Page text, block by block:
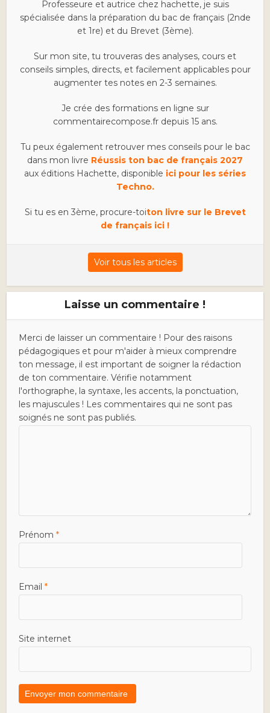
Professeure et autrice chez hachette, je suis
spécialisée dans la préparation du bac de français (2nde
et 1re) et du Brevet (3ème).
Sur mon site, tu trouveras des analyses, cours et
conseils simples, directs, et facilement applicables pour
augmenter tes notes en 2-3 semaines.
Je crée des formations en ligne sur
commentairecompose.fr depuis 15 ans.
Tu peux également retrouver mes conseils pour le bac
dans mon livre Réussis ton bac de français 2027
aux éditions Hachette, disponible ici pour les séries
Techno.
Si tu es en 3ème, procure-toiton livre sur le Brevet
de français ici !
Voir tous les articles
Laisse un commentaire !
Merci de laisser un commentaire ! Pour des raisons
pédagogiques et pour m'aider à mieux comprendre
ton message, il est important de soigner la rédaction
de ton commentaire. Vérifie notamment
l'orthographe, la syntaxe, les accents, la ponctuation,
les majuscules ! Les commentaires qui ne sont pas
soignés ne sont pas publiés.
Prénom*
Email*
Site internet